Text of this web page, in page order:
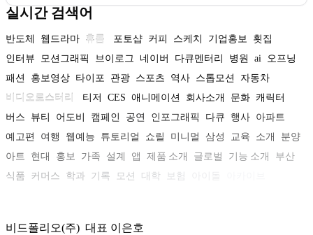
실시간 검색어
반도체 웹드라마 휴롬 포토샵 커피 스케치 기업홍보
횟집
인터뷰
모션그래픽 브이로그 네이버 다큐멘터리 병원 ai
오프닝
패션
홍보영상 타이포 관광 스포츠 역사 스톱모션
자동차
비디오로스터리
티저 CES 애니메이션 회사소개 문화 캐릭터
버스
뷰티 어도비 캠페인 공연 인포그래픽 다큐 행사 아파트
예고편
여행 웹예능 튜토리얼 쇼릴 미니멀 삼성 교육 소개
분양
아트
현대 홍보 가족 설계 앱 제품 소개 글로벌 기능 소개
부산
식품
커머스 학과 기록 모션 대학 보험
비드폴리오(주) 대표 이은호